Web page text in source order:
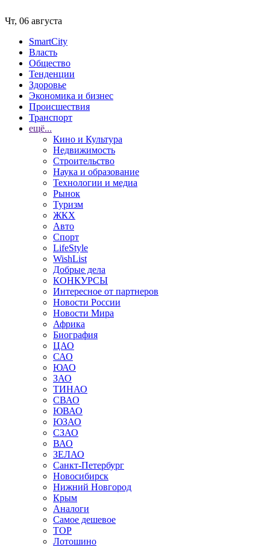
Чт, 06 августа
SmartCity
Власть
Общество
Тенденции
Здоровье
Экономика и бизнес
Происшествия
Транспорт
ещё...
Кино и Культура
Недвижимость
Строительство
Наука и образование
Технологии и медиа
Рынок
Туризм
ЖКХ
Авто
Спорт
LifeStyle
WishList
Добрые дела
КОНКУРСЫ
Интересное от партнеров
Новости России
Новости Мира
Африка
Биография
ЦАО
САО
ЮАО
ЗАО
ТИНАО
СВАО
ЮВАО
ЮЗАО
СЗАО
ВАО
ЗЕЛАО
Санкт-Петербург
Новосибирск
Нижний Новгород
Крым
Аналоги
Самое дешевое
TOP
Лотошино